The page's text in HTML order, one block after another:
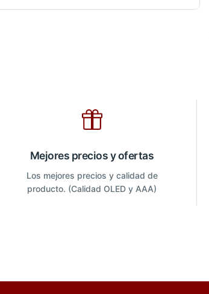
Mejores precios y ofertas
Los mejores precios y calidad de
producto. (Calidad OLED y AAA)